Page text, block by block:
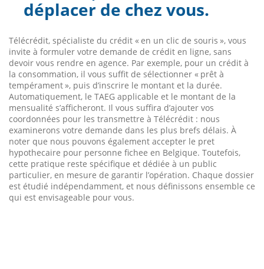
déplacer de chez vous.
Télécrédit, spécialiste du crédit « en un clic de souris », vous
invite à formuler votre demande de crédit en ligne, sans
devoir vous rendre en agence. Par exemple, pour un crédit à
la consommation, il vous suffit de sélectionner « prêt à
tempérament », puis d’inscrire le montant et la durée.
Automatiquement, le TAEG applicable et le montant de la
mensualité s’afficheront. Il vous suffira d’ajouter vos
coordonnées pour les transmettre à Télécrédit : nous
examinerons votre demande dans les plus brefs délais. À
noter que nous pouvons également accepter le pret
hypothecaire pour personne fichee en Belgique. Toutefois,
cette pratique reste spécifique et dédiée à un public
particulier, en mesure de garantir l’opération. Chaque dossier
est étudié indépendamment, et nous définissons ensemble ce
qui est envisageable pour vous.